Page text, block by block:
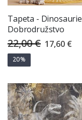
Tapeta - Dinosaurie
Dobrodružstvo
22,00 € Special
Price
17,60 €
20%